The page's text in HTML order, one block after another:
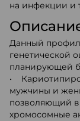
на инфекции и
Данный
генетической
планирующей
•
мужчины и
позволяющий
хромосомные